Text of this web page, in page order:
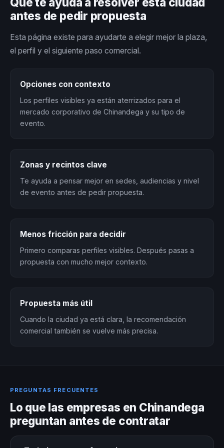
antes de pedir propuesta
Esta página existe para ayudarte a elegir mejor la plaza,
el perfil y el siguiente paso comercial.
Opciones con contexto
Los perfiles visibles ya están aterrizados para el
mercado corporativo de Chinandega y su tipo de
evento.
Zonas y recintos clave
Te ayuda a pensar mejor en sedes, audiencias y nivel
de evento antes de pedir propuesta.
Menos fricción para decidir
Primero comparas perfiles visibles. Después pasas a
propuesta con mucho mejor contexto.
Propuesta más útil
Cuando la ciudad ya está clara, la recomendación
comercial también se vuelve más precisa.
PREGUNTAS FRECUENTES
Lo que las empresas en Chinandega
preguntan antes de contratar